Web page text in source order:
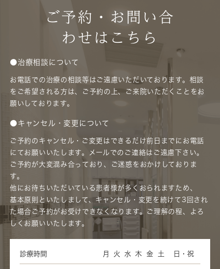
ご予約・お問い合
わせはこちら
●治療相談について
お電話での治療の相談等はご遠慮いただいております。相談
をご希望される方は、ご予約の上、ご来院いただくことをお
願いしております。
●キャンセル・変更について
ご予約のキャンセル・ご変更はできるだけ前日までにお電話
にてお願いいたします。メールでのご連絡はご遠慮下さい。
ご予約が大変混み合っており、ご迷惑をおかけしておりま
す。
他にお待ちいただいている患者様が多くおられますため、
基本原則といたしまして、キャンセル・変更を続けて3回され
た場合ご予約がお受けできなくなります。ご理解の程、よろ
しくお願いいたします。
診療時間 月 火 水 木 金 土 日・祝